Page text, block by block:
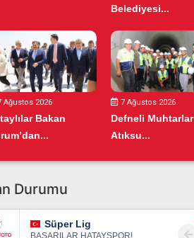
Belediyesi...
Ağustos 2026
Bakan
7 Ağustos 2026
Defneli Muhtarlar
Atıksu...
Durumu
Süper Lig